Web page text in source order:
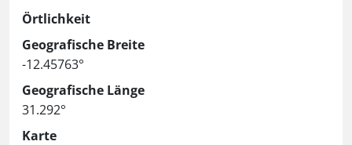
Örtlichkeit
Geografische Breite
-12.45763°
Geografische Länge
31.292°
Karte